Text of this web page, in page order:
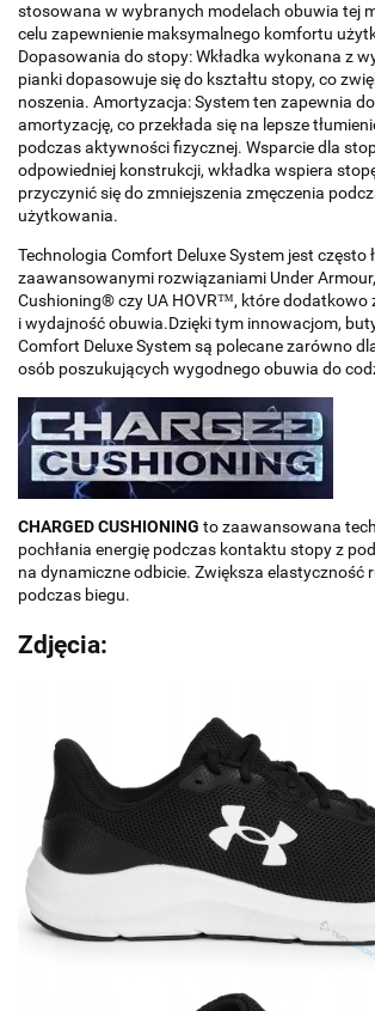
stosowana w wybranych modelach obuwia tej
celu zapewnienie maksymalnego komfortu
Dopasowania do stopy: Wkładka wykonana z
pianki dopasowuje się do kształtu stopy, co
noszenia. Amortyzacja: System ten zapewnia
amortyzację, co przekłada się na lepsze
podczas aktywności fizycznej. Wsparcie dla
odpowiedniej konstrukcji, wkładka wspiera
przyczynić się do zmniejszenia zmęczenia
użytkowania.
Technologia Comfort Deluxe System jest często
zaawansowanymi rozwiązaniami Under
Cushioning® czy UA HOVR™, które dodatkowo
i wydajność obuwia.Dzięki tym innowacjom,
Comfort Deluxe System są polecane zarówno
osób poszukujących wygodnego obuwia do
CHARGED CUSHIONING to zaawansowana
pochłania energię podczas kontaktu stopy z
na dynamiczne odbicie. Zwiększa elastyczność
podczas biegu.
Zdjęcia: